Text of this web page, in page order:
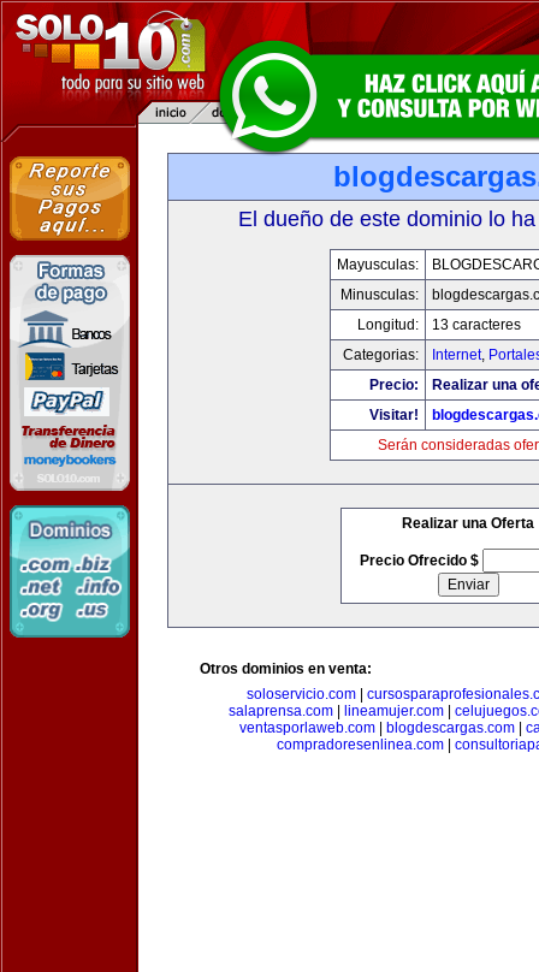
El dueño de este dominio lo
Mayusculas:
Minusculas:
Longitud:
13 caracteres
Categorias:
Internet,
Precio:
Realizar una
Visitar!
Serán consideradas
Realizar una Oferta
Precio Ofrecido $
Otros dominios en venta:
soloservicio.com|
salaprensa.com| lineamujer.com|
ventasporlaweb.com| blogdescargas.com|
compradoresenlinea.com|